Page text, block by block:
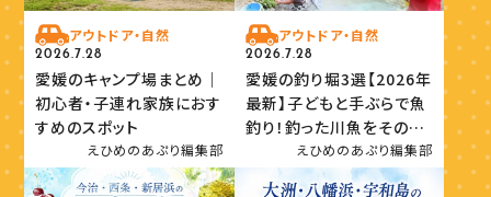
アウトドア・自然
2026.7.28
愛媛のキャンプ場まとめ｜
初心者・子連れ家族におす
すめのスポット
えひめのあぷり編集部
アウトドア・自然
2026.7.28
愛媛の釣り堀3選【2026年
最新】子どもと手ぶらで魚
釣り！釣った川魚をその場
で味わおうえひめのあぷり編集部